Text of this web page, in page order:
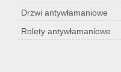
Drzwi antywłamaniowe
Rolety antywłamaniowe